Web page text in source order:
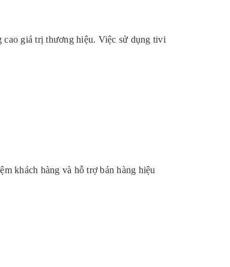
cao giá trị thương hiệu. Việc sử dụng tivi
khách hàng và hỗ trợ bán hàng hiệu